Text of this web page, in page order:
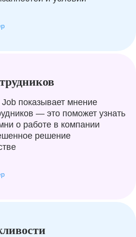
показывает мнение
— это поможет узнать
о работе в компании
решение